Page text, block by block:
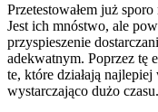
Przetestowałem już
Jest ich mnóstwo, ale
przyspieszenie
adekwatnym. Poprzez tę
te, które działają
wystarczająco dużo czasu.